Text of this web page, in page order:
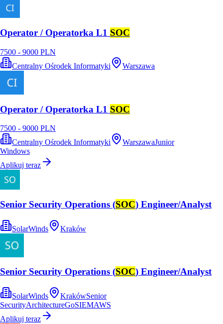
Operator / Operatorka L1 SOC
7500 - 9000 PLN
Centralny Ośrodek Informatyki
Warszawa
Operator / Operatorka L1 SOC
7500 - 9000 PLN
Centralny Ośrodek Informatyki
WarszawaJunior
Windows
Aplikuj teraz
Senior Security Operations (SOC) Engineer/Analyst
SolarWinds Kraków
Senior Security Operations (SOC) Engineer/Analyst
SolarWinds KrakówSenior
SecurityArchitectureGoSIEMAWS
Aplikuj teraz